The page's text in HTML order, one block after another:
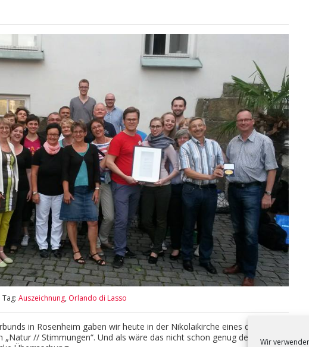
Wir
Tag: Auszeichnung, Orlando di Lasso
in Rosenheim gaben wir heute in der Nikolaikirche eines der beiden
// Stimmungen“. Und als wäre das nicht schon genug der Ehren,